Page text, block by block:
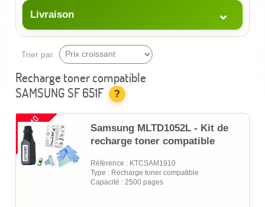
Livraison ⌄
Trier par
Recharge toner compatible
SAMSUNG SF 651F
?
PROMO
Samsung MLTD1052L - Kit de
recharge toner compatible
Référence : KTCSAM1910
Type : Recharge toner compatible
Capacité : 2500 pages